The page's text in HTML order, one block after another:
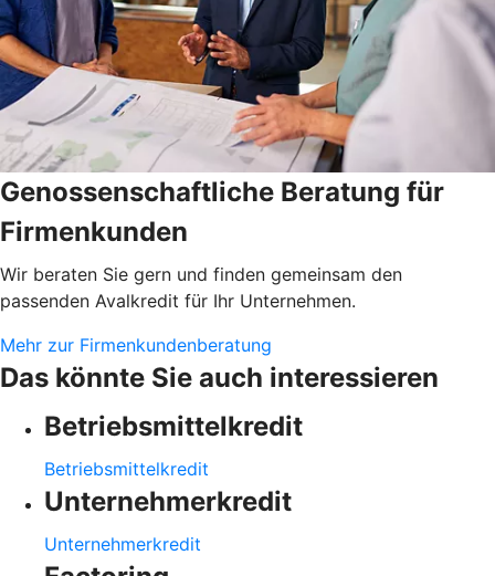
Genossenschaftliche Beratung für
Firmenkunden
Wir beraten Sie gern und finden gemeinsam den
passenden Avalkredit für Ihr Unternehmen.
Mehr zur Firmenkundenberatung
Das könnte Sie auch interessieren
Betriebsmittelkredit
Betriebsmittelkredit
Unternehmerkredit
Unternehmerkredit